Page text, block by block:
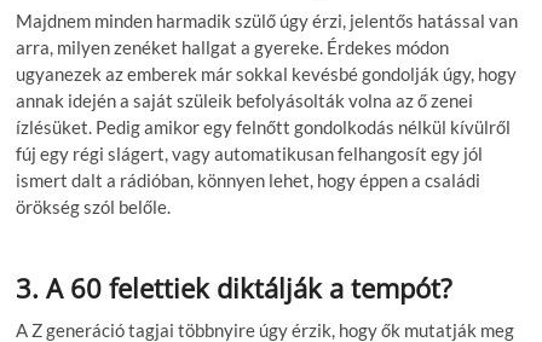
Majdnem minden harmadik szülő úgy érzi, jelentős hatással van
arra, milyen zenéket hallgat a gyereke. Érdekes módon
ugyanezek az emberek már sokkal kevésbé gondolják úgy, hogy
annak idején a saját szüleik befolyásolták volna az ő zenei
ízlésüket. Pedig amikor egy felnőtt gondolkodás nélkül kívülről
fúj egy régi slágert, vagy automatikusan felhangosít egy jól
ismert dalt a rádióban, könnyen lehet, hogy éppen a családi
örökség szól belőle.
3. A 60 felettiek diktálják a tempót?
A Z generáció tagjai többnyire úgy érzik, hogy ők mutatják meg